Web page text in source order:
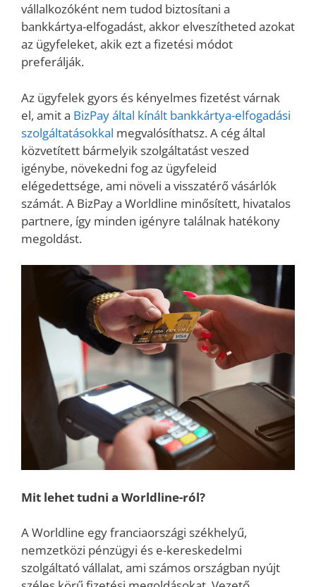
vállalkozóként nem tudod biztosítani a
bankkártya-elfogadást, akkor elveszítheted azokat
az ügyfeleket, akik ezt a fizetési módot
preferálják.
Az ügyfelek gyors és kényelmes fizetést várnak
el, amit a BizPay által kínált bankkártya-elfogadási
szolgáltatásokkal megvalósíthatsz. A cég által
közvetített bármelyik szolgáltatást veszed
igénybe, növekedni fog az ügyfeleid
elégedettsége, ami növeli a visszatérő vásárlók
számát. A BizPay a Worldline minősített, hivatalos
partnere, így minden igényre találnak hatékony
megoldást.
Mit lehet tudni a Worldline-ról?
A Worldline egy franciaországi székhelyű,
nemzetközi pénzügyi és e-kereskedelmi
szolgáltató vállalat, ami számos országban nyújt